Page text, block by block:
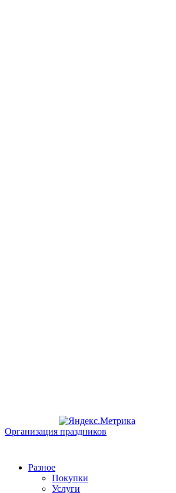
Организация праздников
Разное
Покупки
Услуги